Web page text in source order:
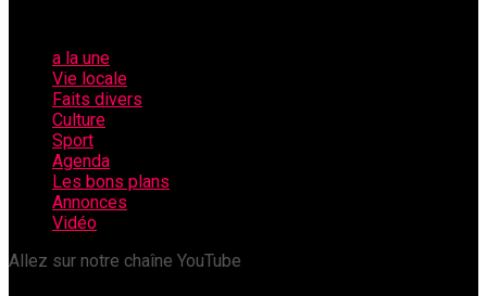
a la une
Vie locale
Faits divers
Culture
Sport
Agenda
Les bons plans
Annonces
Vidéo
Allez sur notre chaîne YouTube